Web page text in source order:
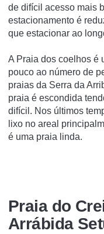
de difícil acesso mais
estacionamento é
que estacionar ao
A Praia dos coelhos é
pouco ao número de
praias da Serra da
praia é escondida
difícil. Nos últimos
lixo no areal
é uma praia linda.
Praia do
Arrábida